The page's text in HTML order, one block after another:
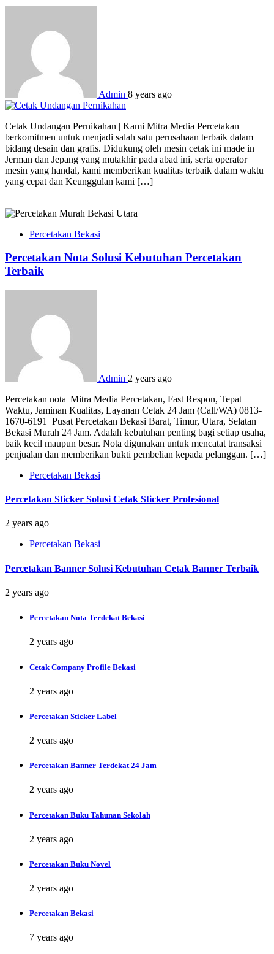
Admin 8 years ago
Cetak Undangan Pernikahan | Kami Mitra Media Percetakan
berkomitmen untuk menjadi salah satu perusahaan terbaik dalam
bidang desain dan grafis. Didukung oleh mesin cetak ini made in
Jerman dan Jepang yang mutakhir pada abad ini, serta operator
mesin yang handal, kami memberikan kualitas terbaik dalam waktu
yang cepat dan Keunggulan kami […]
Percetakan Bekasi
Percetakan Nota Solusi Kebutuhan Percetakan
Terbaik
Admin 2 years ago
Percetakan nota| Mitra Media Percetakan, Fast Respon, Tepat
Waktu, Jaminan Kualitas, Layanan Cetak 24 Jam (Call/WA) 0813-
1670-6191 Pusat Percetakan Bekasi Barat, Timur, Utara, Selatan
Bekasi Murah 24 Jam. Adalah kebutuhan penting bagi setiap usaha,
baik kecil maupun besar. Nota digunakan untuk mencatat transaksi
penjualan dan memberikan bukti pembelian kepada pelanggan. […]
Percetakan Bekasi
Percetakan Sticker Solusi Cetak Sticker Profesional
2 years ago
Percetakan Bekasi
Percetakan Banner Solusi Kebutuhan Cetak Banner Terbaik
2 years ago
Percetakan Nota Terdekat Bekasi
2 years ago
Cetak Company Profile Bekasi
2 years ago
Percetakan Sticker Label
2 years ago
Percetakan Banner Terdekat 24 Jam
2 years ago
Percetakan Buku Tahunan Sekolah
2 years ago
Percetakan Buku Novel
2 years ago
Percetakan Bekasi
7 years ago